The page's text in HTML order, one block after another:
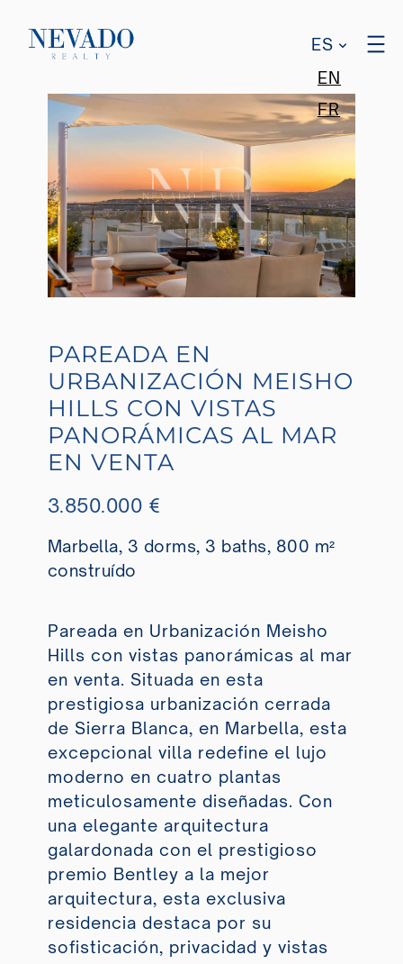
ES
EN
FR
PAREADA EN
URBANIZACIÓN MEISHO
HILLS CON VISTAS
PANORÁMICAS AL MAR
EN VENTA
3.850.000 €
Marbella, 3 dorms, 3 baths, 800 m²
construído
Pareada en Urbanización Meisho
Hills con vistas panorámicas al mar
en venta. Situada en esta
prestigiosa urbanización cerrada
de Sierra Blanca, en Marbella, esta
excepcional villa redefine el lujo
moderno en cuatro plantas
meticulosamente diseñadas. Con
una elegante arquitectura
galardonada con el prestigioso
premio Bentley a la mejor
arquitectura, esta exclusiva
residencia destaca por su
sofisticación, privacidad y vistas